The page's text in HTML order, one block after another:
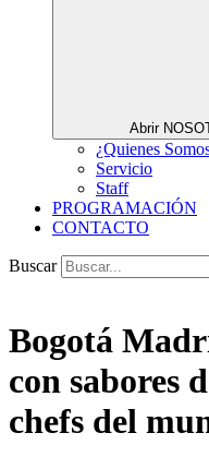
Abrir
¿Quienes
Servicio
Staff
PROGRAMACIÓN
CONTACTO
Buscar
Bogotá
con sabores
chefs del